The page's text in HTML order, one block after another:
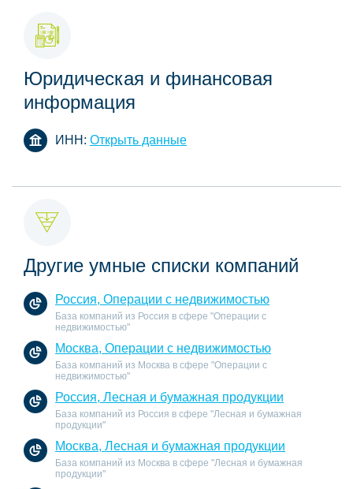
Юридическая и финансовая
информация
ИНН: Открыть данные
Другие умные списки компаний
Россия, Операции с недвижимостью
База компаний из Россия в сфере "Операции с
недвижимостью"
Москва, Операции с недвижимостью
База компаний из Москва в сфере "Операции с
недвижимостью"
Россия, Лесная и бумажная продукции
База компаний из Россия в сфере "Лесная и бумажная
продукции"
Москва, Лесная и бумажная продукции
База компаний из Москва в сфере "Лесная и бумажная
продукции"